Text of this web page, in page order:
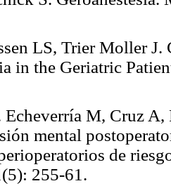
LS, Trier Moller
in the Geriatric
Echeverría M, Cruz
mental
de
255-61.